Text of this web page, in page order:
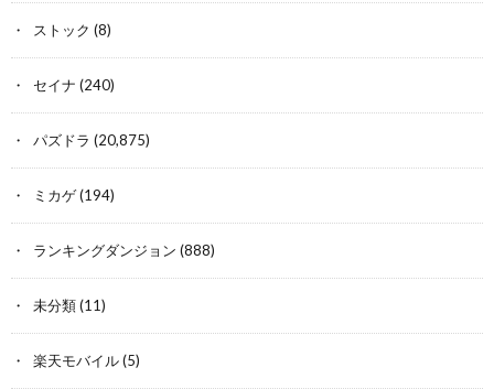
ストック (8)
セイナ (240)
パズドラ (20,875)
ミカゲ(194)
ランキングダンジョン (888)
未分類(11)
楽天モバイル(5)